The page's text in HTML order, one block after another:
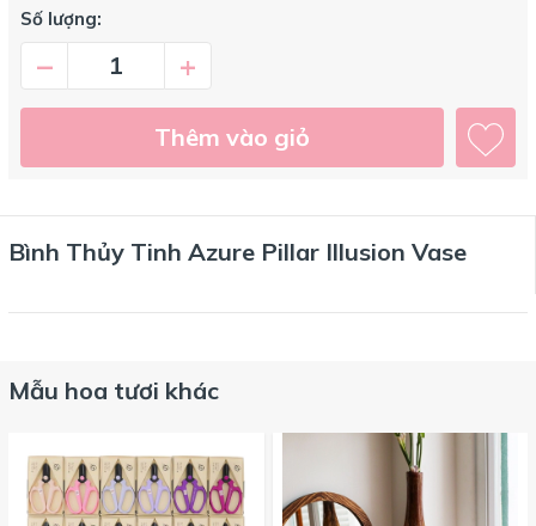
Số lượng:
– +
Thêm vào giỏ
Bình Thủy Tinh Azure Pillar Illusion Vase
Mẫu hoa tươi khác